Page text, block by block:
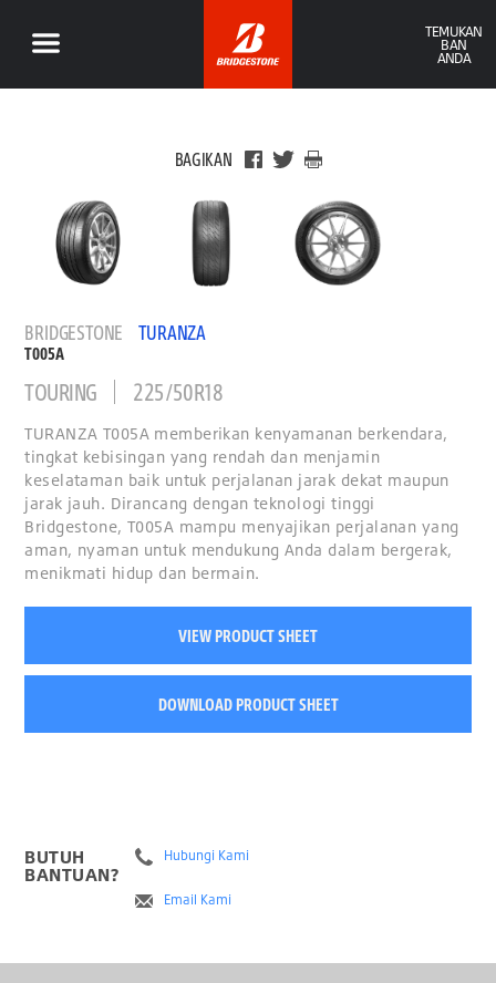
TEMUKAN
BAN
ANDA
BAGIKAN
BRIDGESTONE TURANZA
T005A
TOURING 225/50R18
TURANZA T005A memberikan kenyamanan berkendara,
tingkat kebisingan yang rendah dan menjamin
keselataman baik untuk perjalanan jarak dekat maupun
jarak jauh. Dirancang dengan teknologi tinggi
Bridgestone, T005A mampu menyajikan perjalanan yang
aman, nyaman untuk mendukung Anda dalam bergerak,
menikmati hidup dan bermain.
VIEW PRODUCT SHEET
DOWNLOAD PRODUCT SHEET
BUTUH
BANTUAN?
Hubungi Kami
Email Kami